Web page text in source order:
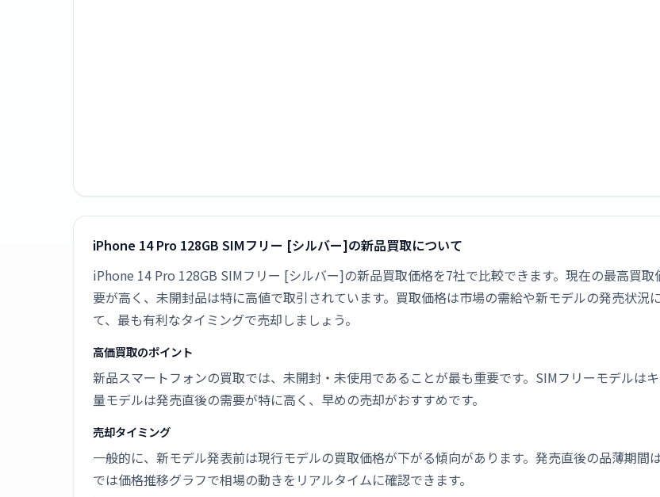
iPhone 14 Pro 128GB SIMフリー [シルバー]の新品買取について
iPhone 14 Pro 128GB SIMフリー [シルバー]の新品買取価格を7社で比較できます。現在の最高買
要が高く、未開封品は特に高値で取引されています。買取価格は市場の需給や新モデルの発売状況
て、最も有利なタイミングで売却しましょう。
高価買取のポイント
新品スマートフォンの買取では、未開封・未使用であることが最も重要です。SIMフリーモデルは
量モデルは発売直後の需要が特に高く、早めの売却がおすすめです。
売却タイミング
一般的に、新モデル発表前は現行モデルの買取価格が下がる傾向があります。発売直後の品薄期間
では価格推移グラフで相場の動きをリアルタイムに確認できます。